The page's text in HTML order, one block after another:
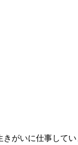
がいに仕事して